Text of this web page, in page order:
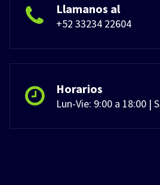
Llamanos al
+52 33234 22604
Horarios
Lun-Vie: 9:00 a 18:00 |